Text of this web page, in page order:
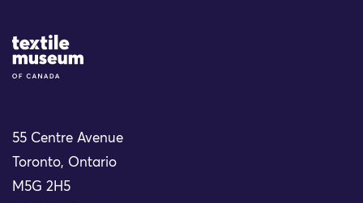
Site Logo
55 Centre Avenue
Toronto, Ontario
M5G 2H5